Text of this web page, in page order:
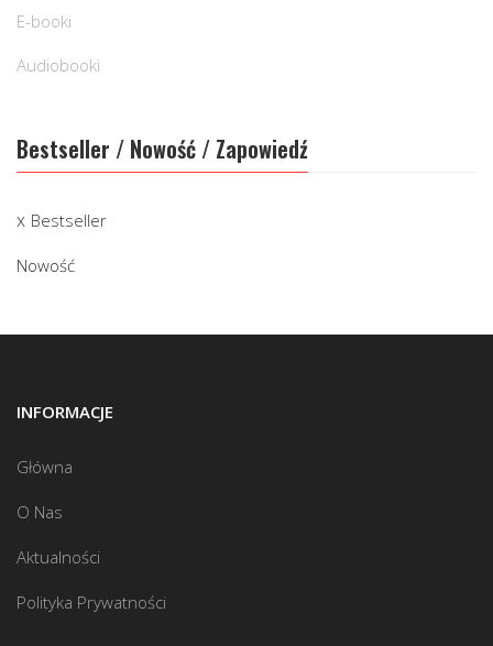
E-booki
Audiobooki
Bestseller / Nowość / Zapowiedź
Bestseller
Nowość
INFORMACJE
Główna
O Nas
Aktualności
Polityka Prywatności